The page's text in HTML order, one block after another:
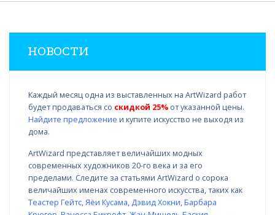
НОВОСТИ
Каждый месяц одна из выставленных на ArtWizard работ
будет продаваться со скидкой 25% от указанной цены.
Найдите предложение и купите искусство не выходя из
дома.
ArtWizard представляет величайших модных
современных художников 20-го века и за его
пределами. Следите за статьями ArtWizard о сорока
величайших именах современного искусства, таких как
Теастер Гейтс,Яёи Кусама, Дэвид Хокни,Барбара